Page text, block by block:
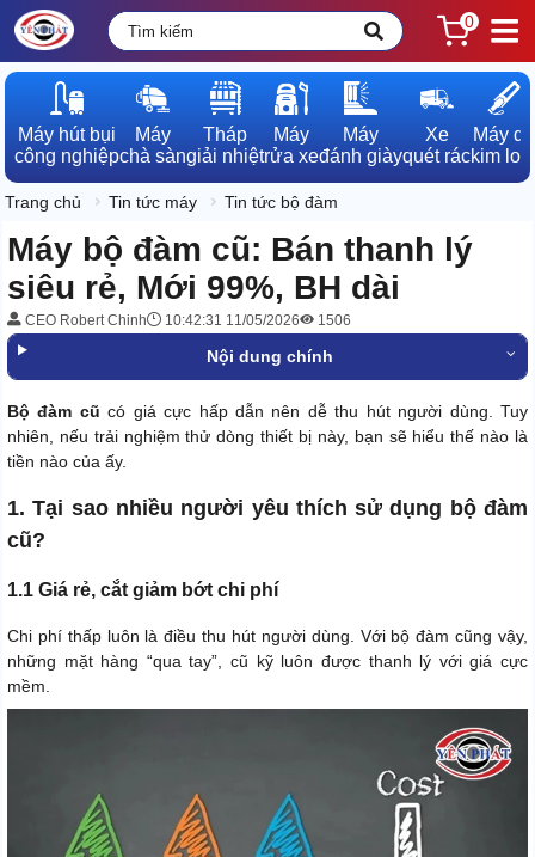
0
Máy hút bụi
công nghiệp
Máy
chà sàn
Tháp
giải nhiệt
Máy
rửa xe
Máy
đánh giày
Xe
quét rác
Máy dò
kim loại
Trang chủ Tin tức máy Tin tức bộ đàm
Máy bộ đàm cũ: Bán thanh lý
siêu rẻ, Mới 99%, BH dài
CEO Robert Chinh 10:42:31 11/05/2026 1506
Nội dung chính
Bộ đàm cũcó giá cực hấp dẫn nên dễ thu hút người dùng. Tuy
nhiên, nếu trải nghiệm thử dòng thiết bị này, bạn sẽ hiểu thế nào là
tiền nào của ấy.
1. Tại sao nhiều người yêu thích sử dụng bộ đàm
cũ?
1.1 Giá rẻ, cắt giảm bớt chi phí
Chi phí thấp luôn là điều thu hút người dùng. Với bộ đàm cũng vậy,
những mặt hàng “qua tay”, cũ kỹ luôn được thanh lý với giá cực
mềm.